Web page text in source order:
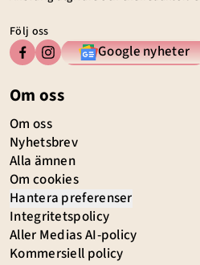
Följ oss
Google nyheter
Om oss
Om oss
Nyhetsbrev
Alla ämnen
Om cookies
Hantera preferenser
Integritetspolicy
Aller Medias AI-policy
Kommersiell policy